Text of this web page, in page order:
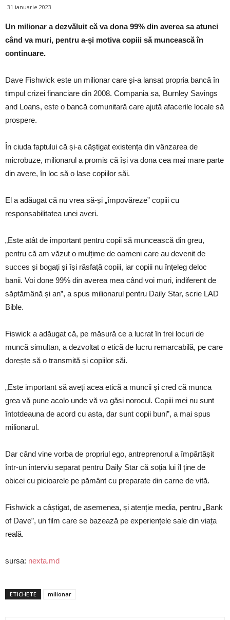
31 ianuarie 2023
Un milionar a dezvăluit că va dona 99% din averea sa atunci
când va muri, pentru a-și motiva copiii să muncească în
continuare.
Dave Fishwick este un milionar care și-a lansat propria bancă în
timpul crizei financiare din 2008. Compania sa, Burnley Savings
and Loans, este o bancă comunitară care ajută afacerile locale să
prospere.
În ciuda faptului că și-a câștigat existența din vânzarea de
microbuze, milionarul a promis că își va dona cea mai mare parte
din avere, în loc să o lase copiilor săi.
El a adăugat că nu vrea să-și „împovăreze” copiii cu
responsabilitatea unei averi.
„Este atât de important pentru copii să muncească din greu,
pentru că am văzut o mulțime de oameni care au devenit de
succes și bogați și își răsfață copiii, iar copiii nu înțeleg deloc
banii. Voi done 99% din averea mea când voi muri, indiferent de
săptămână și an”, a spus milionarul pentru Daily Star, scrie LAD
Bible.
Fiswick a adăugat că, pe măsură ce a lucrat în trei locuri de
muncă simultan, a dezvoltat o etică de lucru remarcabilă, pe care
dorește să o transmită și copiilor săi.
„Este important să aveți acea etică a muncii și cred că munca
grea vă pune acolo unde vă va găsi norocul. Copiii mei nu sunt
întotdeauna de acord cu asta, dar sunt copii buni”, a mai spus
milionarul.
Dar când vine vorba de propriul ego, antreprenorul a împărtășit
într-un interviu separat pentru Daily Star că soția lui îl ține de
obicei cu picioarele pe pământ cu preparate din carne de vită.
Fishwick a câștigat, de asemenea, și atenție media, pentru „Bank
of Dave”, un film care se bazează pe experiențele sale din viața
reală.
sursa: nexta.md
ETICHETE milionar